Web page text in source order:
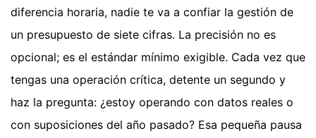
diferencia horaria, nadie te va a confiar la gestión de
un presupuesto de siete cifras. La precisión no es
opcional; es el estándar mínimo exigible. Cada vez que
tengas una operación crítica, detente un segundo y
haz la pregunta: ¿estoy operando con datos reales o
con suposiciones del año pasado? Esa pequeña pausa